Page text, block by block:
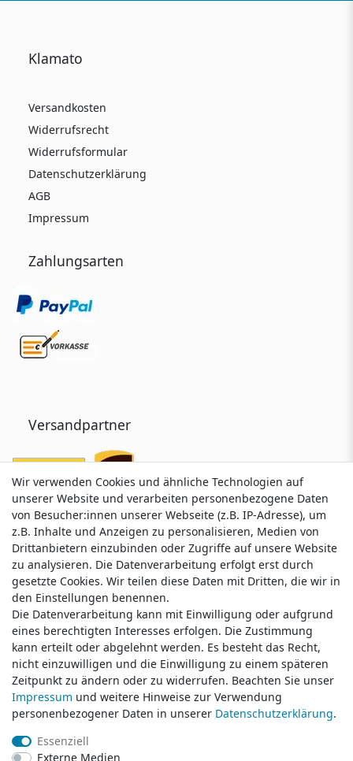
Klamato
Versandkosten
Widerrufsrecht
Widerrufsformular
Datenschutzerklärung
AGB
Impressum
Zahlungsarten
Versandpartner
Service & Kontakt
Wünschen Sie einen Rückruf?
service@klamato.de
Schreiben Sie uns:
service@klamato.de
Wir verwenden Cookies und ähnliche Technologien auf
unserer Website und verarbeiten personenbezogene Daten
von Besucher:innen unserer Webseite (z.B. IP-Adresse), um
z.B. Inhalte und Anzeigen zu personalisieren, Medien von
Drittanbietern einzubinden oder Zugriffe auf unsere Website
zu analysieren. Die Datenverarbeitung erfolgt erst durch
gesetzte Cookies. Wir teilen diese Daten mit Dritten, die wir in
den Einstellungen benennen.
Die Datenverarbeitung kann mit Einwilligung oder aufgrund
eines berechtigten Interesses erfolgen. Die Zustimmung
kann erteilt oder abgelehnt werden. Es besteht das Recht,
nicht einzuwilligen und die Einwilligung zu einem späteren
Zeitpunkt zu ändern oder zu widerrufen. Beachten Sie unser
Impressum und weitere Hinweise zur Verwendung
personenbezogener Daten in unserer Daten­schutz­erklärung.
Essenziell
Externe Medien
Wir verwenden Cookies und ähnliche Technologien auf
unserer Website und verarbeiten personenbezogene Daten
von Besucher:innen unserer Webseite (z.B. IP-Adresse), um
z.B. Inhalte und Anzeigen zu personalisieren, Medien von
Drittanbietern einzubinden oder Zugriffe auf unsere Website
zu analysieren. Die Datenverarbeitung erfolgt erst durch
gesetzte Cookies. Wir teilen diese Daten mit Dritten, die wir in
den Einstellungen benennen.
Die Datenverarbeitung kann mit Einwilligung oder aufgrund
eines berechtigten Interesses erfolgen. Die Zustimmung
kann erteilt oder abgelehnt werden. Es besteht das Recht,
nicht einzuwilligen und die Einwilligung zu einem späteren
Zeitpunkt zu ändern oder zu widerrufen. Beachten Sie unser
Impressum und weitere Hinweise zur Verwendung
personenbezogener Daten in unserer Daten­schutz­erklärung.
Essenziell
Externe Medien